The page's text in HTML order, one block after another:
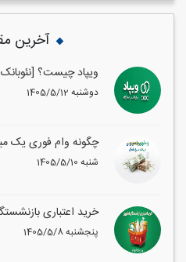
آخرین
ویپاد چیست؟
1405/5/12 دوشنبه
چگونه وام فوری یک
1405/5/10 شنبه
خرید اعتباری
1405/5/8 پنجشنبه